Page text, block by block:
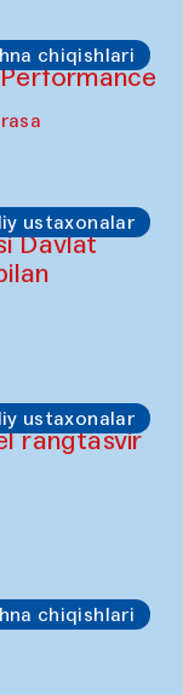
chiqishlari
ustaxonalar
Davlat
ustaxonalar
rangtasvir
chiqishlari